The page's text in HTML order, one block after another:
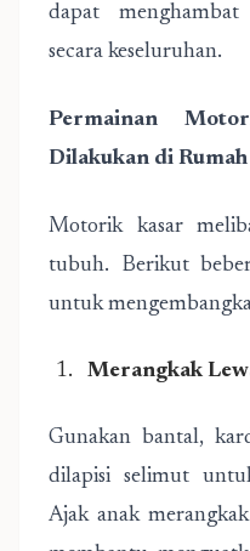
dapat
secara keseluruhan.
Permainan
Dilakukan di Rumah
Motorik kasar
tubuh. Berikut
untuk
Merangkak
Gunakan bantal,
dilapisi selimut
Ajak anak